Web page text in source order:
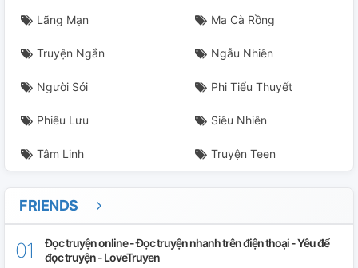
Lãng Mạn Ma Cà Rồng
Truyện Ngắn Ngẫu Nhiên
Người Sói Phi Tiểu Thuyết
Phiêu Lưu Siêu Nhiên
Tâm Linh Truyện Teen
FRIENDS
Đọc truyện online - Đọc truyện nhanh trên điện thoại - Yêu để
đọc truyện - LoveTruyen